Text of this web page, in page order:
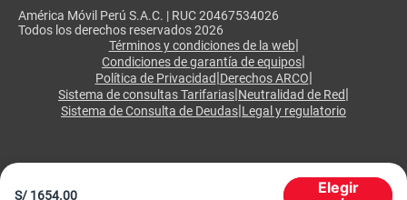
S/ 1654.00
Elegir
América Móvil Perú S.A.C. | RUC 20467534026
Todos los derechos reservados 2026
Términos y condiciones de la web|
Condiciones de garantía de equipos
Política de Privacidad Derechos ARCO
Sistema de consultas Tarifarias Neutralidad de Red
Sistema de Consulta de Deudas Legal y regulatorio